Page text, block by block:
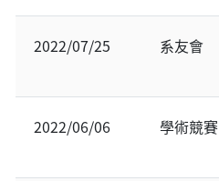
2022/07/25 系友會
2022/06/06 學術競賽